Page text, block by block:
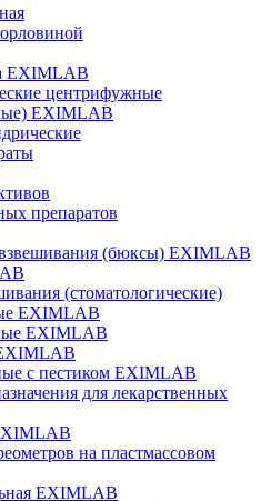
EXIMLAB
центрифужные
EXIMLAB
препаратов
(бюксы) EXIMLAB
(стоматологические)
EXIMLAB
EXIMLAB
с пестиком EXIMLAB
для лекарственных
на пластмассовом
EXIMLAB